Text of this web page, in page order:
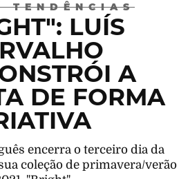
TENDÊNCIAS
LUÍS
A
DE FORMA
encerra o terceiro dia da
coleção de primavera/verão